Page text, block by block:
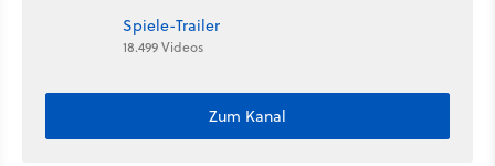
Spiele-Trailer
18.499 Videos
Zum Kanal